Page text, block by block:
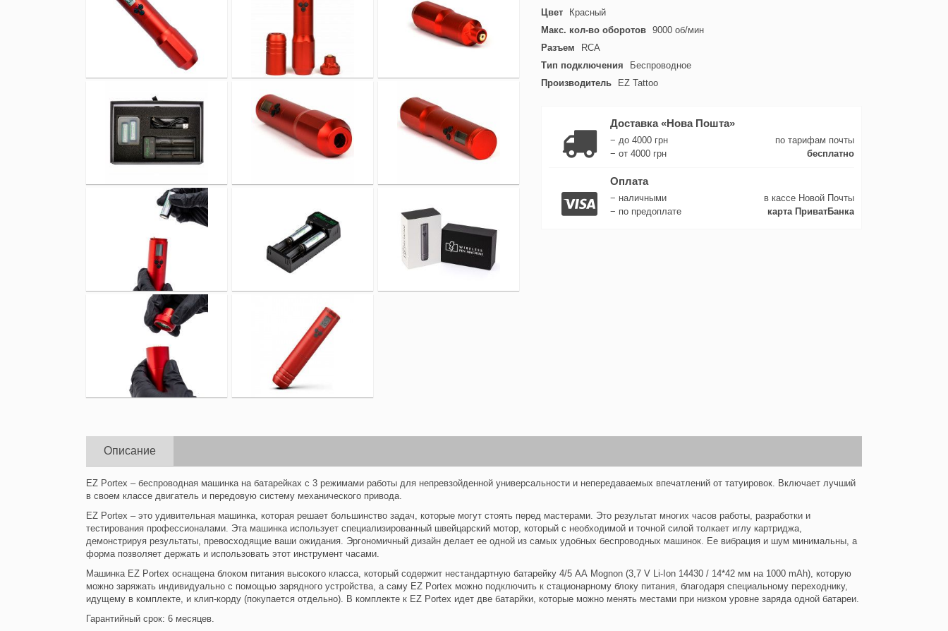
Цвет
Красный
Макс. кол-во оборотов 9000 об/мин
Разъем
RCA
Тип подключения
Беспроводное
Производитель
EZ Tattoo
Доставка «Нова Пошта»
− до 4000 грн
по тарифам почты
− от 4000 грн
бесплатно
Оплата
− наличными
в кассе Новой Почты
− по предоплате
карта ПриватБанка
Описание
EZ Portex – беспроводная машинка на батарейках с 3 режимами работы для непревзойденной универсальности и непередаваемых впечатлений от татуировок. Включает лучший
в своем классе двигатель и передовую систему механического привода.
EZ Portex – это удивительная машинка, которая решает большинство задач, которые могут стоять перед мастерами. Это результат многих часов работы, разработки и
тестирования профессионалами. Эта машинка использует специализированный швейцарский мотор, который с необходимой и точной силой толкает иглу картриджа,
демонстрируя результаты, превосходящие ваши ожидания. Эргономичный дизайн делает ее одной из самых удобных беспроводных машинок. Ее вибрация и шум минимальны, а
форма позволяет держать и использовать этот инструмент часами.
Машинка EZ Portex оснащена блоком питания высокого класса, который содержит нестандартную батарейку 4/5 АА Mognon (3,7 V Li-Ion 14430 / 14*42 мм на 1000 mAh), которую
можно заряжать индивидуально с помощью зарядного устройства, а саму EZ Portex можно подключить к стационарному блоку питания, благодаря специальному переходнику,
идущему в комплекте, и клип-корду (покупается отдельно). В комплекте к EZ Portex идет две батарйки, которые можно менять местами при низком уровне заряда одной батареи.
Гарантийный срок: 6 месяцев.